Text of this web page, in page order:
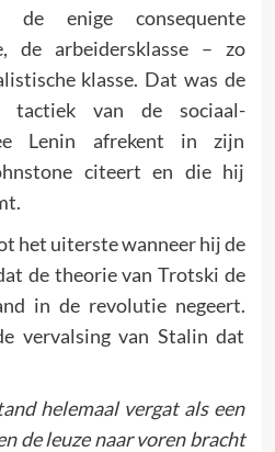
enige consequente
de arbeidersklasse – zo
klasse. Dat was de
tactiek van de sociaal-
Lenin afrekent in zijn
citeert en die hij
het uiterste wanneer hij de
de theorie van Trotski de
in de revolutie negeert.
vervalsing van Stalin dat
helemaal vergat als een
de leuze naar voren bracht